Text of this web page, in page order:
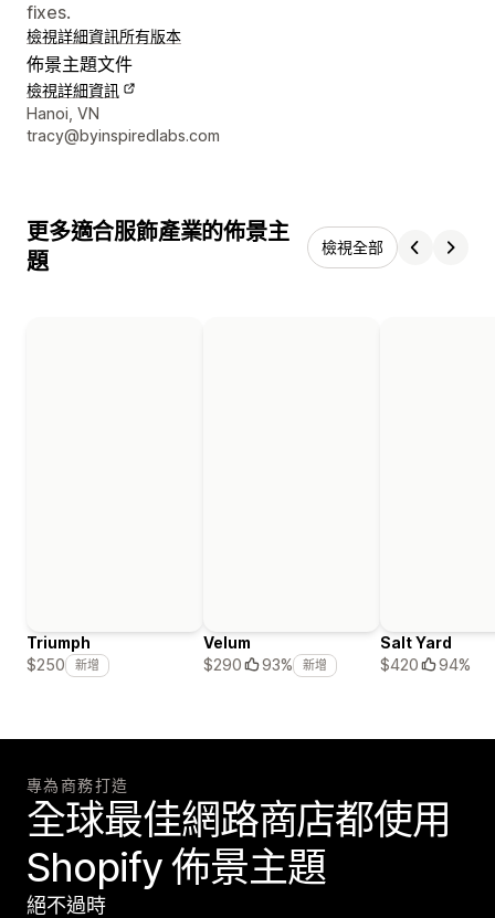
fixes.
檢視詳細資訊所有版本
佈景主題文件
檢視詳細資訊
設計者聯絡詳細資訊
Hanoi, VN
tracy@byinspiredlabs.com
更多適合服飾產業的佈景主
題
檢視全部
Triumph
$250
新增
Velum
$290
93% 新增
Salt Yard
$420
94%
專為商務打造
全球最佳網路商店都使用
Shopify 佈景主題
絕不過時